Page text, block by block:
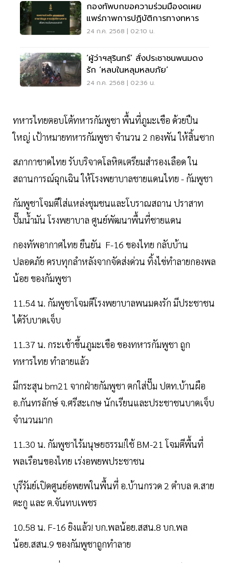
กองทัพบกขอความร่วมมืองดเผย
แพร่ภาพการปฏิบัติการทางทหาร
24 ก.ค. 2568 | 02:10 น.
‘ผู้ว่าฯสุรินทร์’ สั่งประชาชนพนมดง
รัก ‘หลบในหลุมหลบภัย’
24 ก.ค. 2568 | 02:36 น.
ทหารไทยตอบโต้ทหารกัมพูชา พื้นที่ภูมะเขือ ด้วยปืน
ใหญ่ เป้าหมายทหารกัมพูชา จำนวน 2 กองพัน ให้สิ้นซาก
สภากาชาดไทย รับบริจาคโลหิตเตรียมสำรองเลือด ใน
สถานการณ์ฉุกเฉิน ให้โรงพยาบาลชายแดนไทย - กัมพูชา
กัมพูชาโจมตีใส่แหล่งชุมชนและโบราณสถาน ปราสาท
ปั๊มน้ำมัน โรงพยาบาล ศูนย์พัฒนาพื้นที่ชายแดน
กองทัพอากาศไทย ยืนยัน F-16 ของไทย กลับบ้าน
ปลอดภัย ครบทุกลำหลังจากจัดส่งด่วน ทิ้งไข่ทำลายกองพล
น้อย ของกัมพูชา
11.54 น. กัมพูชาโจมตีโรงพยาบาลพนมดงรัก มีประชาชน
ได้รับบาดเจ็บ
11.37 น. กระเช้าขึ้นภูมะเขือ ของทหารกัมพูชา ถูก
ทหารไทย ทำลายแล้ว
มีกระสุน bm21 จากฝ่ายกัมพูชา ตกใส่ปั๊ม ปตท.บ้านผือ
อ.กันทรลักษ์ จ.ศรีสะเกษ นักเรียนและประชาชนบาดเจ็บ
จำนวนมาก
11.30 น. กัมพูชาไร้มนุษยธรรม!ใช้ BM-21 โจมตีพื้นที่
พลเรือนของไทย เร่งอพยพประชาชน
บุรีรัมย์เปิดศูนย์อพยพในพื้นที่ อ.บ้านกรวด 2 ตำบล ต.สาย
ตะกู และ ต.จันทบเพชร
10.58 น. F-16 ยิงแล้ว! บก.พลน้อย.สสน.8 บก.พล
น้อย.สสน.9 ของกัมพูชาถูกทำลาย